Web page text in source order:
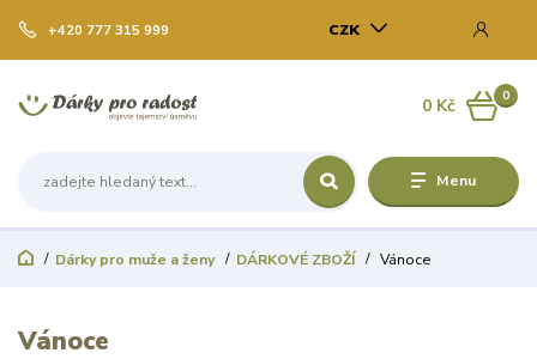
Menu
CZK
+420 777 315 999
0
0 Kč
Dárky pro muže a ženy DÁRKOVÉ ZBOŽÍ Vánoce
Vánoce